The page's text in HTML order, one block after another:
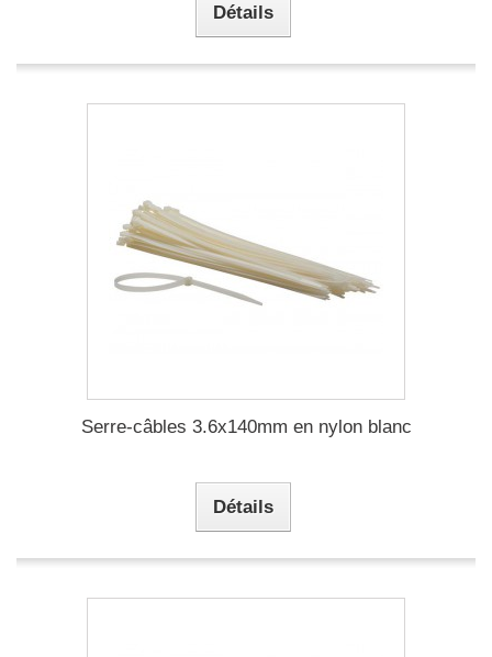
Détails
Serre-câbles 3.6x140mm en nylon blanc
Détails